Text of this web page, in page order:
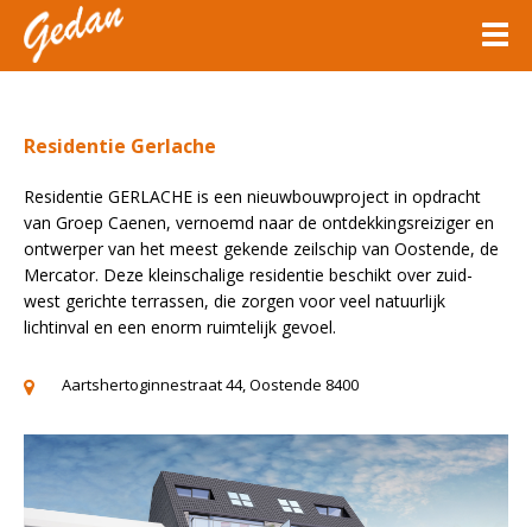
Residentie Gerlache
Residentie GERLACHE is een nieuwbouwproject in opdracht
van Groep Caenen, vernoemd naar de ontdekkingsreiziger en
ontwerper van het meest gekende zeilschip van Oostende, de
Mercator. Deze kleinschalige residentie beschikt over zuid-
west gerichte terrassen, die zorgen voor veel natuurlijk
lichtinval en een enorm ruimtelijk gevoel.
Aartshertoginnestraat 44, Oostende 8400